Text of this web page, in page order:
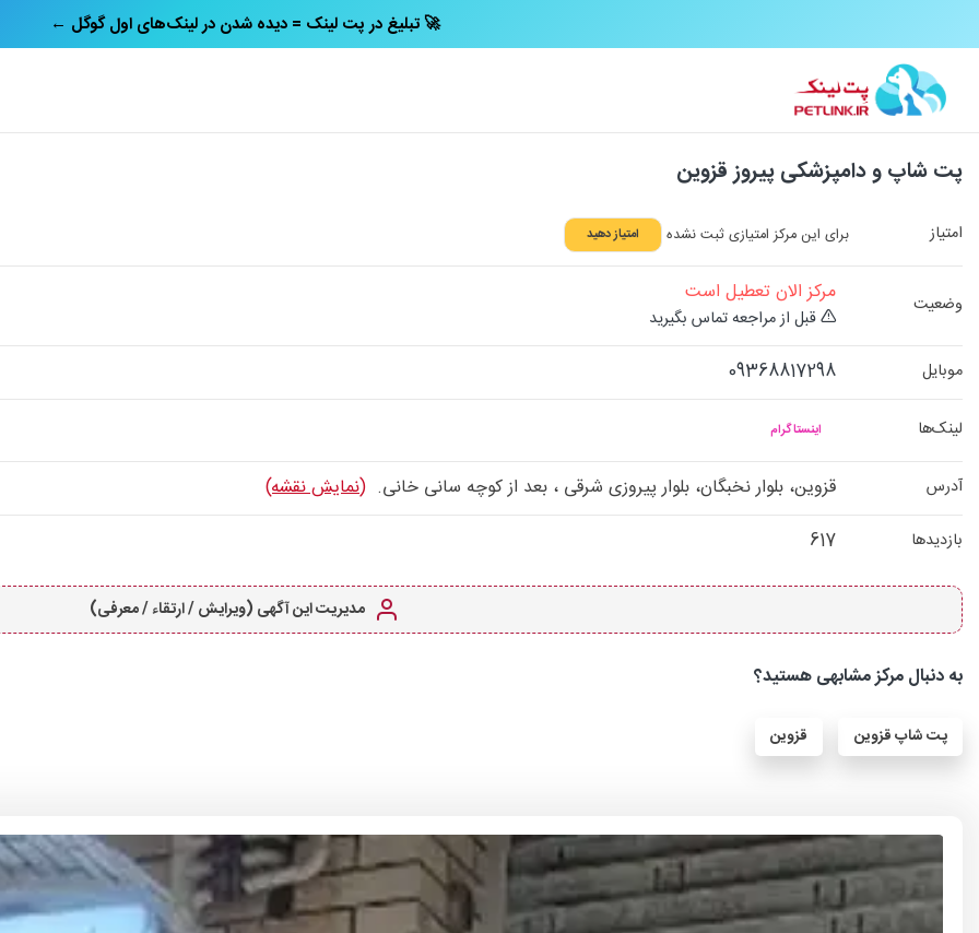
← تبلیغ در پت‌ لینک = دیده شدن در لینک‌های اول گوگل 🚀
پت شاپ و دامپزشکی پیروز قزوین
امتیاز برای این مرکز امتیازی ثبت نشده امتیاز دهید
وضعیت مرکز الان تعطیل است
قبل از مراجعه تماس بگیرید
موبایل
09368817298
لینک‌ها اینستاگرام
آدرس قزوین، بلوار نخبگان، بلوار پیروزی شرقی ، بعد از کوچه سانی خانی. (نمایش نقشه)
بازدیدها 617
مدیریت این آگهی (ویرایش / ارتقاء / معرفی)
به دنبال مرکز مشابهی هستید؟
پت شاپ قزوین قزوین